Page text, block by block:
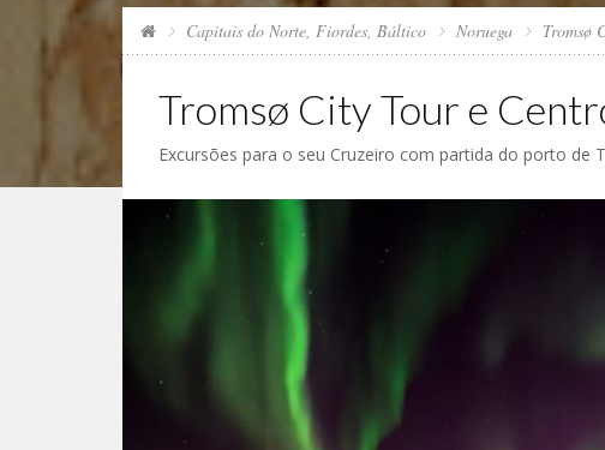
Capitais do Norte, Fiordes, Báltico Noruega Tromsø
Tromsø City Tour e
Excursões para o seu Cruzeiro com partida do porto de